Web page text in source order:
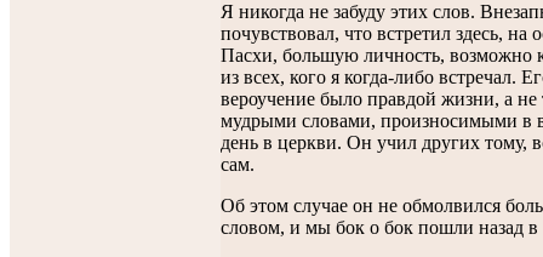
Я никогда не забуду этих слов.
почувствовал, что встретил здесь, на
Пасхи, большую личность, возможно
из всех, кого я когда-либо встречал.
вероучение было правдой жизни, а не
мудрыми словами, произносимыми в
день в церкви. Он учил других тому,
сам.
Об этом случае он не обмолвился
словом, и мы бок о бок пошли назад